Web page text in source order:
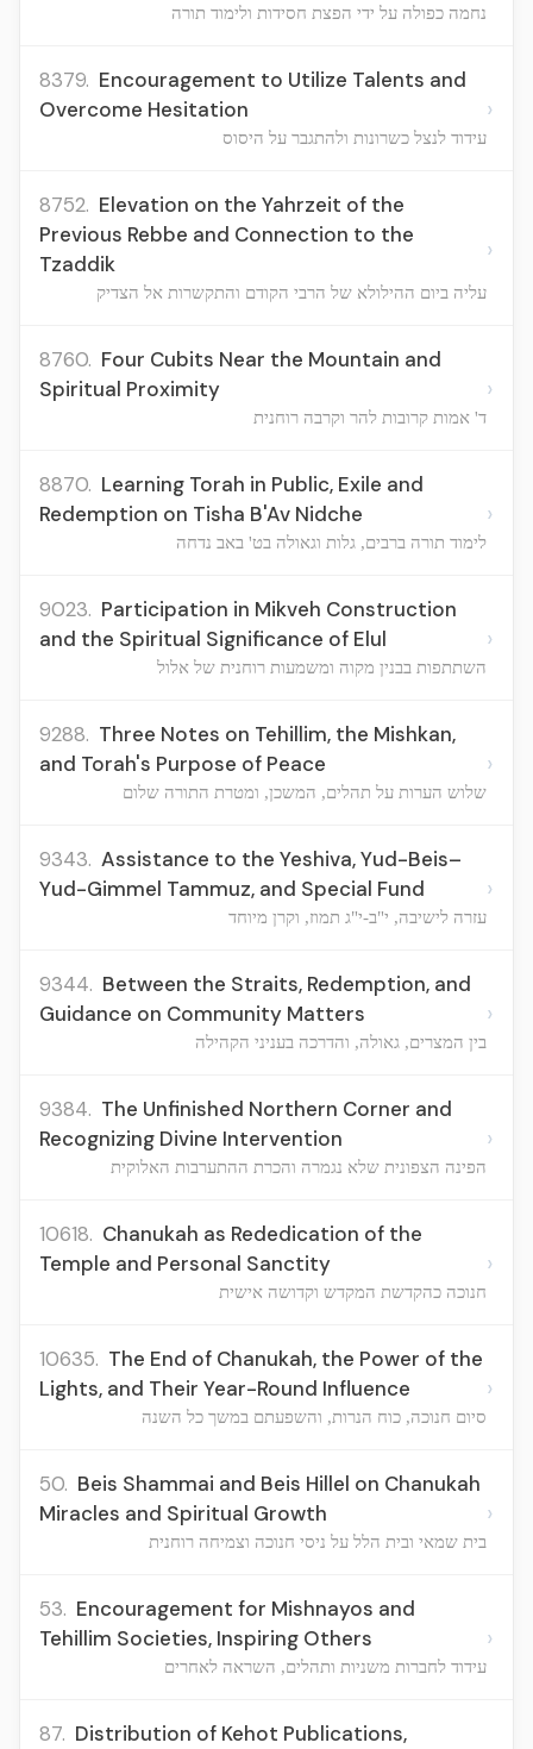
נחמה כפולה על ידי הפצת חסידות ולימוד תורה
8379. Encouragement to Utilize Talents and
Overcome Hesitation
עידוד לנצל כשרונות ולהתגבר על היסוס
›
8752. Elevation on the Yahrzeit of the
Previous Rebbe and Connection to the
Tzaddik
עליה ביום ההילולא של הרבי הקודם והתקשרות אל הצדיק
›
8760. Four Cubits Near the Mountain and
Spiritual Proximity
ד' אמות קרובות להר וקרבה רוחנית
›
8870. Learning Torah in Public, Exile and
Redemption on Tisha B'Av Nidche
לימוד תורה ברבים, גלות וגאולה בט' באב נדחה
›
9023. Participation in Mikveh Construction
and the Spiritual Significance of Elul
השתתפות בבנין מקוה ומשמעות רוחנית של אלול
›
9288. Three Notes on Tehillim, the Mishkan,
and Torah's Purpose of Peace
שלוש הערות על תהלים, המשכן, ומטרת התורה שלום
›
9343. Assistance to the Yeshiva, Yud-Beis–
Yud-Gimmel Tammuz, and Special Fund
עזרה לישיבה, י"ב-י"ג תמוז, וקרן מיוחד
›
9344. Between the Straits, Redemption, and
Guidance on Community Matters
בין המצרים, גאולה, והדרכה בעניני הקהילה
›
9384. The Unfinished Northern Corner and
Recognizing Divine Intervention
הפינה הצפונית שלא נגמרה והכרת ההתערבות האלוקית
›
10618. Chanukah as Rededication of the
Temple and Personal Sanctity
חנוכה כהקדשת המקדש וקדושה אישית
›
10635. The End of Chanukah, the Power of the
Lights, and Their Year-Round Influence
סיום חנוכה, כוח הנרות, והשפעתם במשך כל השנה
›
50. Beis Shammai and Beis Hillel on Chanukah
Miracles and Spiritual Growth
בית שמאי ובית הלל על ניסי חנוכה וצמיחה רוחנית
›
53. Encouragement for Mishnayos and
Tehillim Societies, Inspiring Others
עידוד לחברות משניות ותהלים, השראה לאחרים
›
87. Distribution of Kehot Publications,